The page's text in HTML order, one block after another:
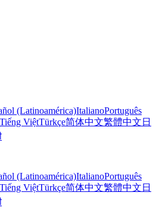
(Latinoamérica)ItalianoPortuguês
Tiếng ViệtTürkçe简体中文繁體中文 日
(Latinoamérica)ItalianoPortuguês
Tiếng ViệtTürkçe简体中文繁體中文 日